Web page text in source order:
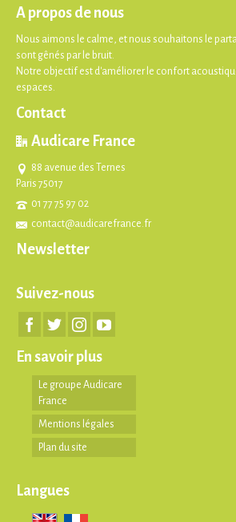
A propos de nous
Nous aimons le calme, et nous souhaitons le
sont gênés par le bruit.
Notre objectif est d'améliorer le confort
espaces.
Contact
Audicare France
88 avenue des Ternes
Paris 75017
01 77 75 97 02
contact@audicarefrance.fr
Newsletter
Suivez-nous
En savoir plus
Le groupe Audicare
France
Mentions légales
Plan du site
Langues